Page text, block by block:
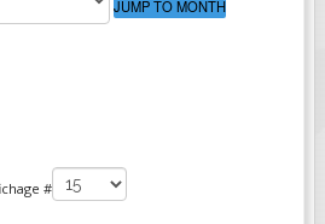
JUMP TO MONTH
#